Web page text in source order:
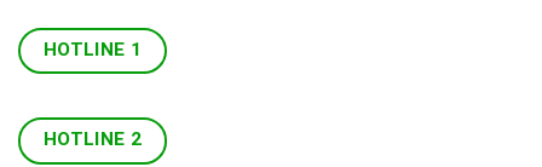
HOTLINE 1
HOTLINE 2